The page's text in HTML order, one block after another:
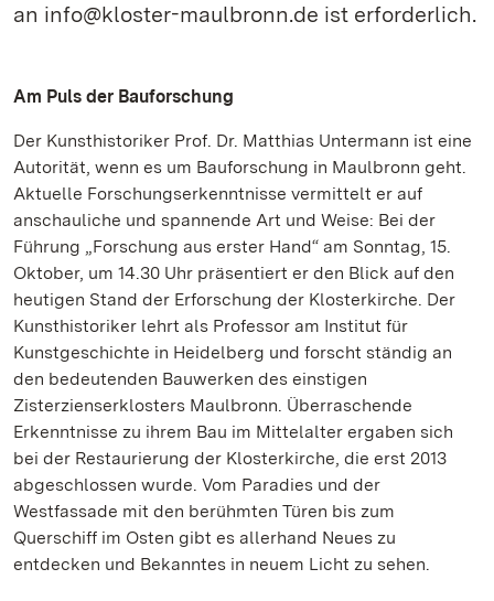
an info@kloster-maulbronn.de ist erforderlich.
Am Puls der Bauforschung
Der Kunsthistoriker Prof. Dr. Matthias Untermann ist eine
Autorität, wenn es um Bauforschung in Maulbronn geht.
Aktuelle Forschungserkenntnisse vermittelt er auf
anschauliche und spannende Art und Weise: Bei der
Führung „Forschung aus erster Hand“ am Sonntag, 15.
Oktober, um 14.30 Uhr präsentiert er den Blick auf den
heutigen Stand der Erforschung der Klosterkirche. Der
Kunsthistoriker lehrt als Professor am Institut für
Kunstgeschichte in Heidelberg und forscht ständig an
den bedeutenden Bauwerken des einstigen
Zisterzienserklosters Maulbronn. Überraschende
Erkenntnisse zu ihrem Bau im Mittelalter ergaben sich
bei der Restaurierung der Klosterkirche, die erst 2013
abgeschlossen wurde. Vom Paradies und der
Westfassade mit den berühmten Türen bis zum
Querschiff im Osten gibt es allerhand Neues zu
entdecken und Bekanntes in neuem Licht zu sehen.